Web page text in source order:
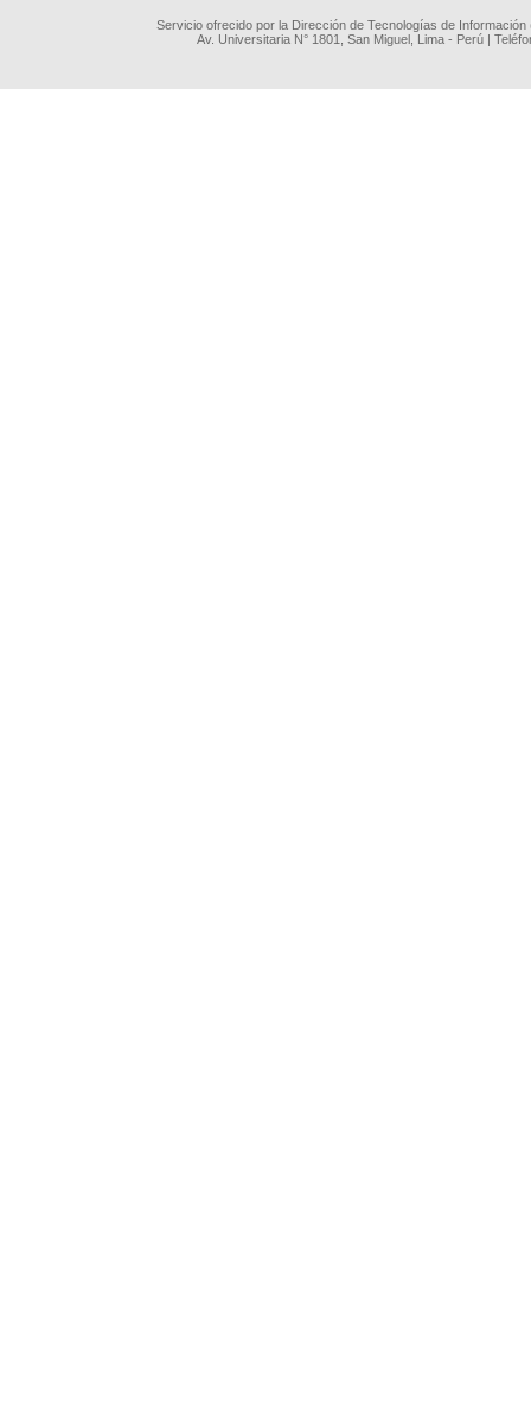
Servicio ofrecido por la Dirección de Tecnologías de
Av. Universitaria N° 1801, San Miguel, Lima - Perú |